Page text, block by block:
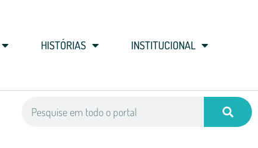
HISTÓRIAS INSTITUCIONAL